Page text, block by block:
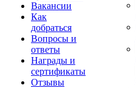
Вакансии
Как
добраться
Вопросы и
ответы
Награды и
сертификаты
Отзывы